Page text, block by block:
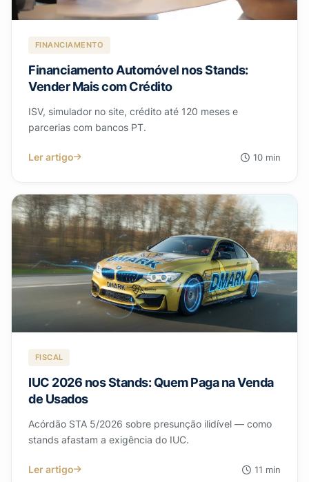
FINANCIAMENTO
Financiamento Automóvel nos Stands:
Vender Mais com Crédito
ISV, simulador no site, crédito até 120 meses e
parcerias com bancos PT.
Ler artigo 10 min
FISCAL
IUC 2026 nos Stands: Quem Paga na Venda
de Usados
Acórdão STA 5/2026 sobre presunção ilidível — como
stands afastam a exigência do IUC.
Ler artigo 11 min